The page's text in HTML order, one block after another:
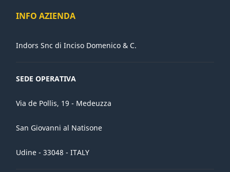
INFO AZIENDA
Indors Snc di Inciso Domenico & C.
SEDE OPERATIVA
Via de Pollis, 19 - Medeuzza
San Giovanni al Natisone
Udine - 33048 - ITALY